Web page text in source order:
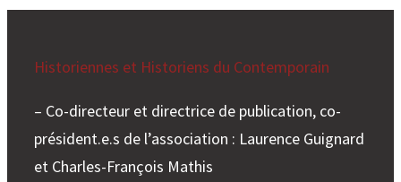
l’oubli
projet
règlement
européen
concernant
Historiennes et Historiens du Contemporain
– Co-directeur et directrice de publication, co-
président.e.s de l’association : Laurence Guignard
et Charles-François Mathis